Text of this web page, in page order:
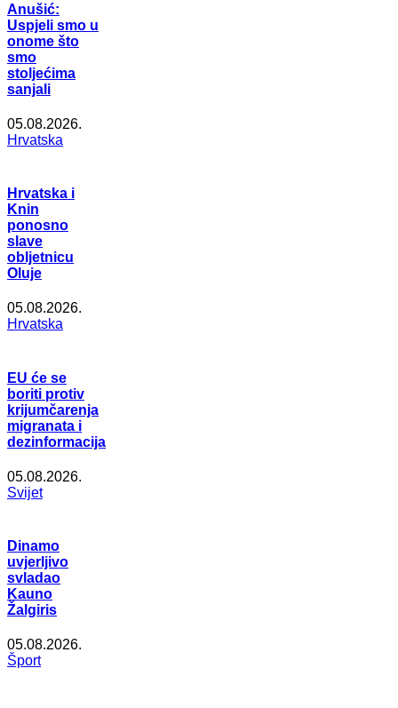
Anušić:
Uspjeli smo u
onome što
smo
stoljećima
sanjali
05.08.2026.
Hrvatska
Hrvatska i
Knin
ponosno
slave
obljetnicu
Oluje
05.08.2026.
Hrvatska
EU će se
boriti protiv
krijumčarenja
migranata i
dezinformacija
05.08.2026.
Svijet
Dinamo
uvjerljivo
svladao
Kauno
Žalgiris
05.08.2026.
Šport